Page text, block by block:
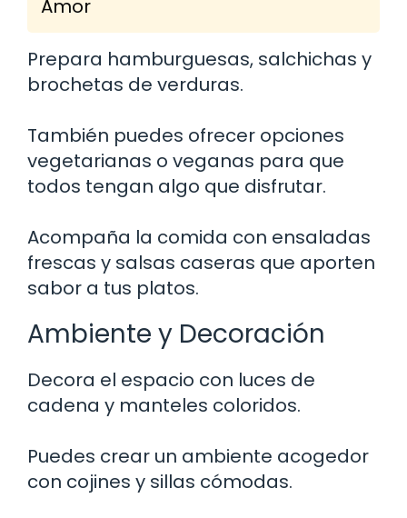
Amor
Prepara hamburguesas, salchichas y
brochetas de verduras.
También puedes ofrecer opciones
vegetarianas o veganas para que
todos tengan algo que disfrutar.
Acompaña la comida con ensaladas
frescas y salsas caseras que aporten
sabor a tus platos.
Ambiente y Decoración
Decora el espacio con luces de
cadena y manteles coloridos.
Puedes crear un ambiente acogedor
con cojines y sillas cómodas.